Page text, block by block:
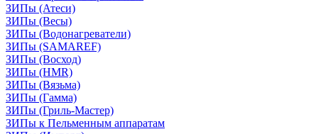
ЗИПы (Атеси)
ЗИПы (Весы)
ЗИПы (Водонагреватели)
ЗИПы (SAMAREF)
ЗИПы (Восход)
ЗИПы (HMR)
ЗИПы (Вязьма)
ЗИПы (Гамма)
ЗИПы (Гриль-Мастер)
ЗИПы к Пельменным аппаратам